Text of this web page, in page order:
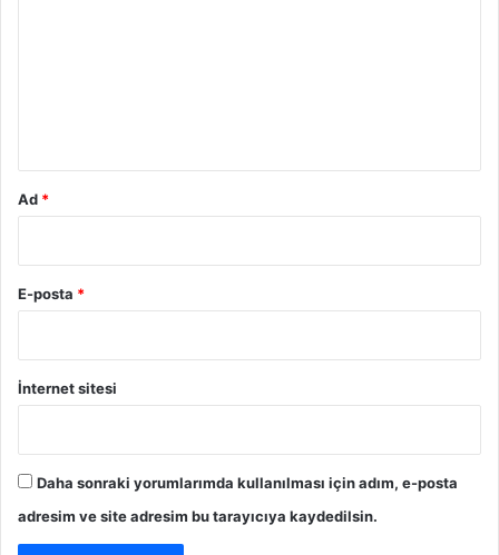
e
l
e
İ
ç
i
N
e
d
n
Ö
e
m
Ad *
E-posta *
İnternet sitesi
Daha sonraki yorumlarımda kullanılması için adım, e-posta
adresim ve site adresim bu tarayıcıya kaydedilsin.